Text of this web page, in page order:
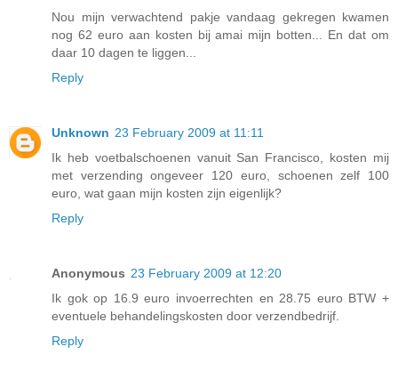
Nou mijn verwachtend pakje vandaag gekregen kwamen
nog 62 euro aan kosten bij amai mijn botten... En dat om
daar 10 dagen te liggen...
Reply
Unknown 23 February 2009 at 11:11
Ik heb voetbalschoenen vanuit San Francisco, kosten mij
met verzending ongeveer 120 euro, schoenen zelf 100
euro, wat gaan mijn kosten zijn eigenlijk?
Reply
Anonymous 23 February 2009 at 12:20
Ik gok op 16.9 euro invoerrechten en 28.75 euro BTW +
eventuele behandelingskosten door verzendbedrijf.
Reply